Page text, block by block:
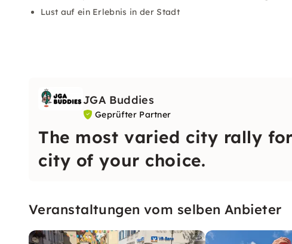
Lust auf ein Erlebnis in der Stadt
JGA Buddies
Geprüfter Partner
The most varied city rally
city of your choice.
Veranstaltungen vom selben Anbieter